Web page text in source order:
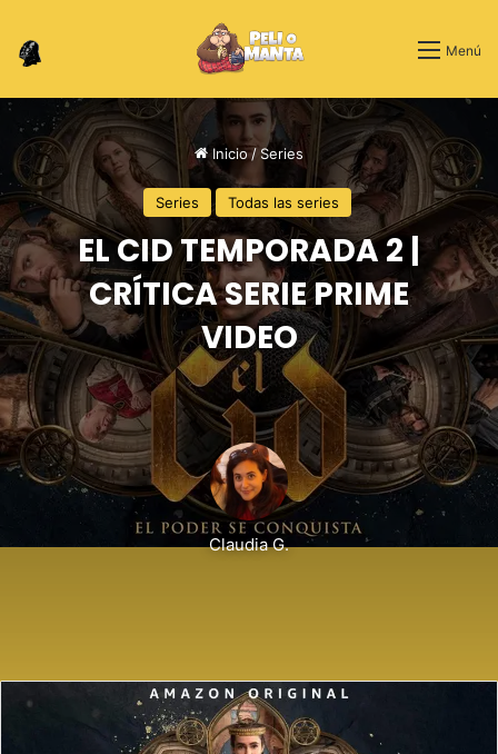
Switch skin Menú
Inicio / Series
Series Todas las series
EL CID TEMPORADA 2 |
CRÍTICA SERIE PRIME
VIDEO
Claudia G.